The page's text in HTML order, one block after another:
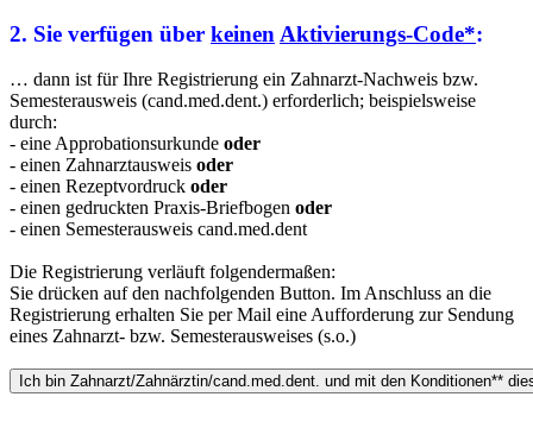
2. Sie verfügen über keinen Aktivierungs-Code*:
… dann ist für Ihre Registrierung ein Zahnarzt-Nachweis bzw.
Semesterausweis (cand.med.dent.) erforderlich; beispielsweise
durch:
- eine Approbationsurkunde oder
- einen Zahnarztausweis oder
- einen Rezeptvordruck oder
- einen gedruckten Praxis-Briefbogen oder
- einen Semesterausweis cand.med.dent
Die Registrierung verläuft folgendermaßen:
Sie drücken auf den nachfolgenden Button. Im Anschluss an die
Registrierung erhalten Sie per Mail eine Aufforderung zur Sendung
eines Zahnarzt- bzw. Semesterausweises (s.o.)